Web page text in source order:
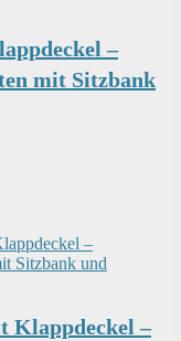
–
mit Sitzbank
Klappdeckel –